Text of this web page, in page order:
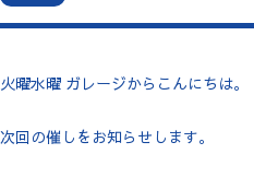
火曜水曜 ガレージからこんにちは。
次回の催しをお知らせします。